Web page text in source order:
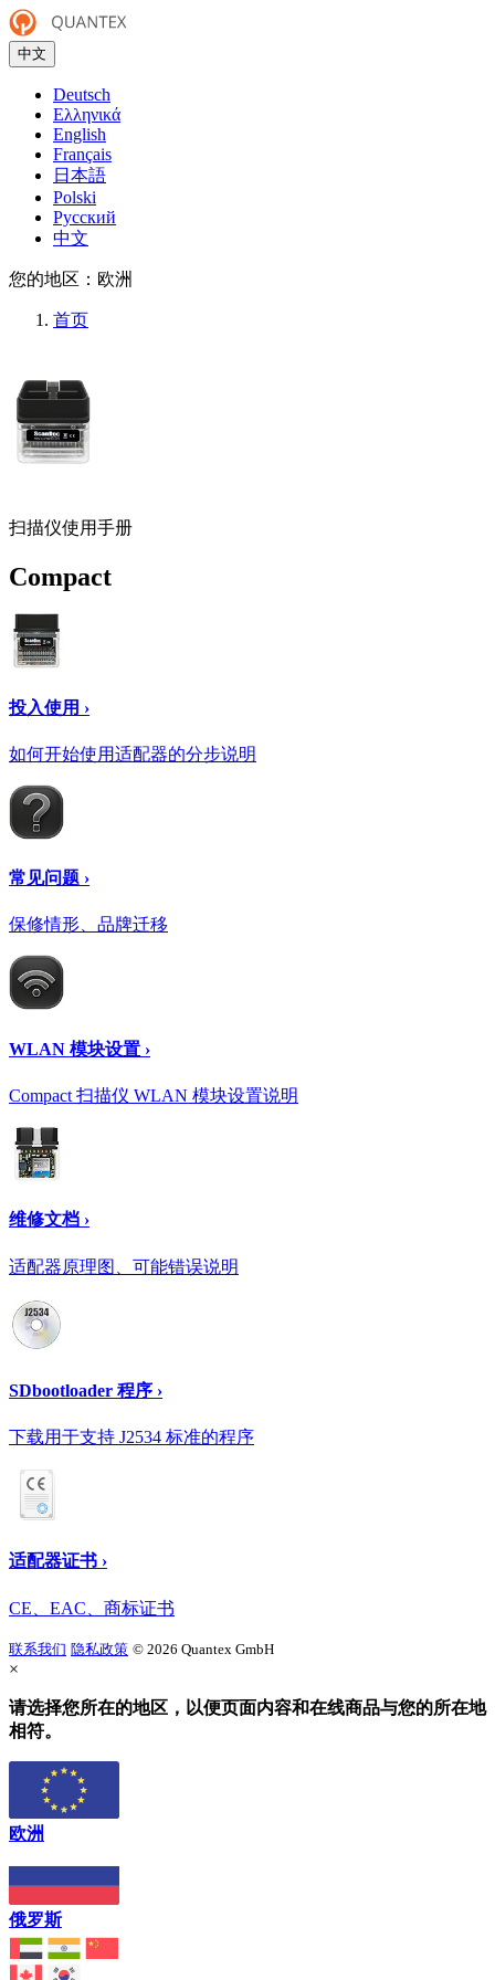
中文
Deutsch
Ελληνικά
English
Français
日本語
Polski
Русский
中文
您的地区： 欧洲
首页
扫描仪使用手册
Compact
投入使用 ›
如何开始使用适配器的分步说明
常见问题 ›
保修情形、品牌迁移
WLAN 模块设置 ›
Compact 扫描仪 WLAN 模块设置说明
维修文档 ›
适配器原理图、可能错误说明
SDbootloader 程序 ›
下载用于支持 J2534 标准的程序
适配器证书 ›
CE、EAC、商标证书
联系我们 隐私政策 © 2026 Quantex GmbH
×
请选择您所在的地区，以便页面内容和在线商品与您的所在地
相符。
欧洲
俄罗斯